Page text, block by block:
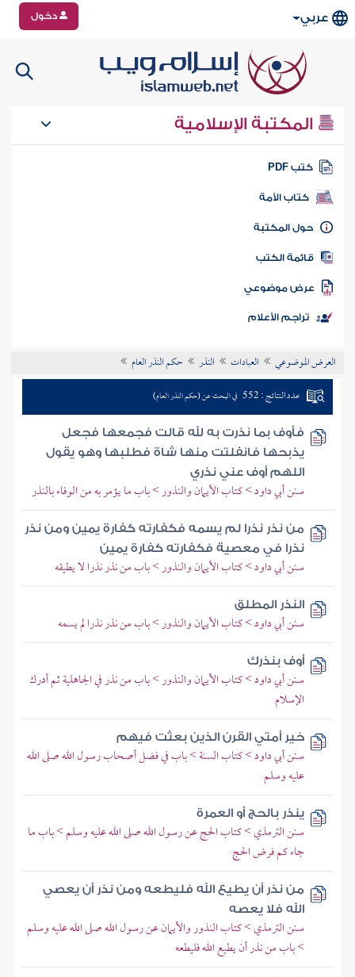
عربي دخول
المكتبة الإسلامية
كتب PDF
كتاب الأمة
المكتبة
الكتب
موضوعي
تراجم الأعلام
العرض الموضوعي العبادات النذر حكم النذر العام
عدد النتائج : 552 في البحث عن (حكم النذر العام)
فأوف بما نذرت به لله قالت فجمعها فجعل
يذبحها فانفلتت منها شاة فطلبها وهو يقول
اللهم أوف عني نذري
سنن أبي داود > كتاب الأيمان والنذور > باب ما يؤمر به من الوفاء بالنذر
من نذر نذرا لم يسمه فكفارته كفارة يمين ومن نذر
نذرا في معصية فكفارته كفارة يمين
سنن أبي داود > كتاب الأيمان والنذور > باب من نذر نذرا لا يطيقه
النذر المطلق
سنن أبي داود > كتاب الأيمان والنذور > باب من نذر نذرا لم يسمه
أوف بنذرك
سنن أبي داود > كتاب الأيمان والنذور > باب من نذر في الجاهلية ثم أدرك
الإسلام
خير أمتي القرن الذين بعثت فيهم
سنن أبي داود > كتاب السنة > باب في فضل أصحاب رسول الله صلى الله
عليه وسلم
ينذر بالحج أو العمرة
سنن الترمذي > كتاب الحج عن رسول الله صلى الله عليه وسلم > باب ما
جاء كم فرض الحج
من نذر أن يطيع الله فليطعه ومن نذر أن يعصي
الله فلا يعصه
سنن الترمذي > كتاب النذور والأيمان عن رسول الله صلى الله عليه وسلم
> باب من نذر أن يطيع الله فليطعه